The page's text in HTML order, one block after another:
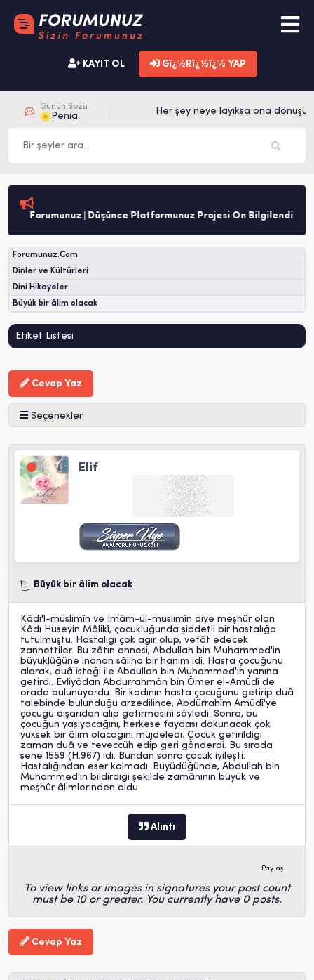
KAYIT OL Gï¿½Rï¿½ï¿½ YAP
Günün Sözü
Penia.
Her şey neye layıksa ona
Forumunuz | Düşünce Platformunuz Projesi Ön Bilgilendirme
Forumunuz.Com
Dinler ve Kültürleri
Dini Hikayeler
Büyük bir âlim olacak
Etiket Listesi
Cevap Yaz
Seçenekler
Elif
Büyük bir âlim olacak
Kâdı'l-müslimîn ve İmâm-ül-müslimîn diye meşhûr olan
Kâdı Hüseyin Mâlikî, çocukluğunda şiddetli bir hastalığa
tutulmuştu. Hastalığı çok ağır olup, vefât edecek
zannettiler. Bu zâtın annesi, Abdullah bin Muhammed'in
büyüklüğüne inanan sâliha bir hanım idi. Hasta çocuğunu
alarak, duâ isteği ile Abdullah bin Muhammed'in yanına
getirdi. Evliyâdan Abdurrahmân bin Ömer el-Amûdî de
orada bulunuyordu. Bir kadının hasta çocuğunu getirip duâ
talebinde bulunduğu arzedilince, Abdürrahîm Amûdî'ye
çocuğu dışarıdan alıp getirmesini söyledi. Sonra, bu
çocuğun yaşıyacağını, herkese faydası dokunacak çok
yüksek bir âlim olacağını müjdeledi. Çocuk getirildiği
zaman duâ ve teveccüh edip geri gönderdi. Bu sırada
sene 1559 (H.967) idi. Bundan sonra çocuk iyileşti.
Hastalığından eser kalmadı. Büyüdüğünde, Abdullah bin
Muhammed'in bildirdiği şekilde zamânının büyük ve
meşhûr âlimlerinden oldu.
Alıntı
Paylaş
To view links or images in signatures your post count
must be 10 or greater. You currently have 0 posts.
Cevap Yaz